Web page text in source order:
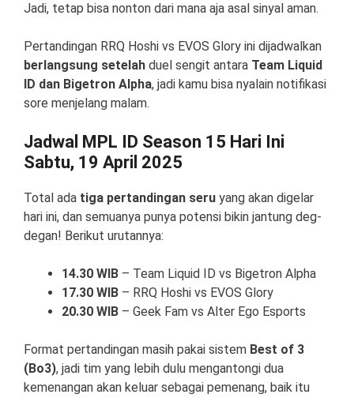
Jadi, tetap bisa nonton dari mana aja asal sinyal aman.
Pertandingan RRQ Hoshi vs EVOS Glory ini dijadwalkan
berlangsung setelah duel sengit antara Team Liquid
ID dan Bigetron Alpha, jadi kamu bisa nyalain notifikasi
sore menjelang malam.
Jadwal MPL ID Season 15 Hari Ini
Sabtu, 19 April 2025
Total ada tiga pertandingan seru yang akan digelar
hari ini, dan semuanya punya potensi bikin jantung deg-
degan! Berikut urutannya:
14.30 WIB – Team Liquid ID vs Bigetron Alpha
17.30 WIB – RRQ Hoshi vs EVOS Glory
20.30 WIB – Geek Fam vs Alter Ego Esports
Format pertandingan masih pakai sistem Best of 3
(Bo3), jadi tim yang lebih dulu mengantongi dua
kemenangan akan keluar sebagai pemenang, baik itu